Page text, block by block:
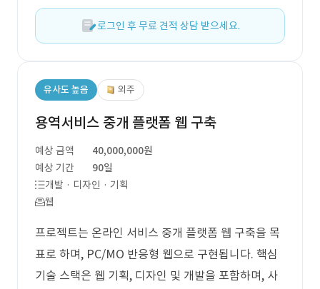
로그인 후 무료 견적 상담 받으세요.
유사도 높음 외주
용역서비스 중개 플랫폼 웹 구축
예상 금액
40,000,000원
예상 기간
90일
개발 · 디자인 · 기획
웹
프로젝트는 온라인 서비스 중개 플랫폼 웹 구축을 목
표로 하며, PC/MO 반응형 웹으로 구현됩니다. 핵심
기술 스택은 웹 기획, 디자인 및 개발을 포함하며, 사